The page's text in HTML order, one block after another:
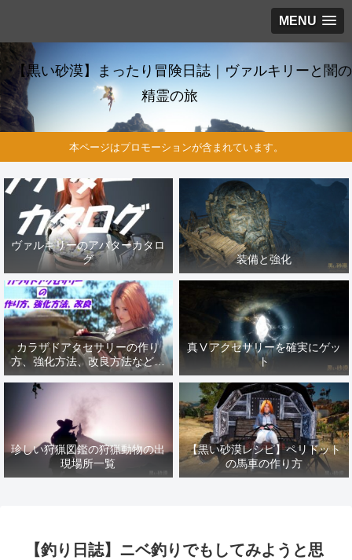
MENU
【黒い砂漠】まったり冒険日誌｜ヴァルキリーと闇の
精霊の旅
本ページはプロモーションが含まれています。
ヴァルキリーのアバターカタロ
グ
装備と強化
カラザドアクセサリーの作り
方、強化方法、改良方法などま
とめ【黒い砂漠冒険日誌１４１
真Ⅴアクセサリーを確実にゲッ
ト
珍しい狩猟図鑑の狩猟動物の出
現場所一覧
【黒い砂漠レシピ】ペリドット
の馬車の作り方
【釣り日誌】ニベ釣りでもしてみようと思